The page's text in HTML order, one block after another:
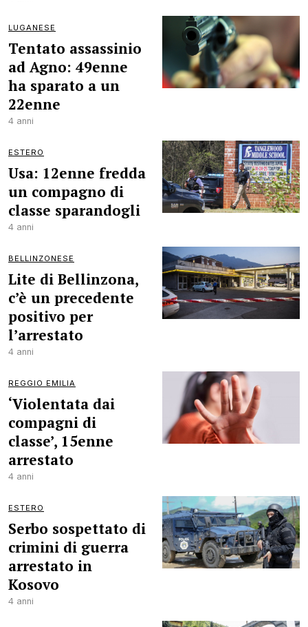
LUGANESE
Tentato assassinio
ad Agno: 49enne
ha sparato a un
22enne
4 anni
ESTERO
Usa: 12enne fredda
un compagno di
classe sparandogli
4 anni
BELLINZONESE
Lite di Bellinzona,
c’è un precedente
positivo per
l’arrestato
4 anni
REGGIO EMILIA
‘Violentata dai
compagni di
classe’, 15enne
arrestato
4 anni
ESTERO
Serbo sospettato di
crimini di guerra
arrestato in
Kosovo
4 anni